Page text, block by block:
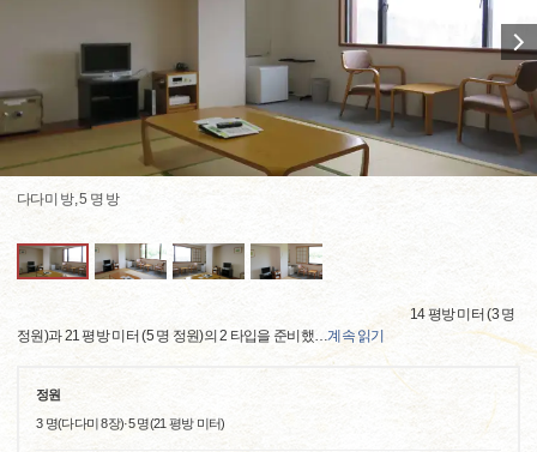
다다미 방, 5 명 방
14 평방 미터 (3 명
정원)과 21 평방 미터 (5 명 정원)의 2 타입을 준비했…계속 읽기
정원
3 명(다다미 8장)·5 명(21 평방 미터)